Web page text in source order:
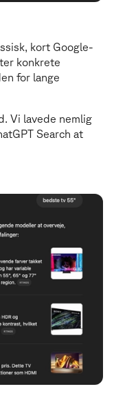
kort Google-
konkrete
for lange
Vi lavede nemlig
Search at